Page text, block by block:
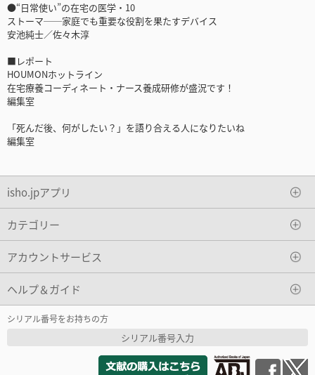
●“日常使い”の在宅の医学・10
ストーマ──家庭でも重要な役割を果たすデバイス
安池純士／佐々木淳
■レポート
HOUMONホットライン
在宅療養コーディネート・ナース養成研修が盛況です！
編集室
「死んだ後、何がしたい？」を語り合える人になりたいね
編集室
isho.jpアプリ
カテゴリー
アカウントサービス
ヘルプ＆ガイド
シリアル番号をお持ちの方
シリアル番号入力